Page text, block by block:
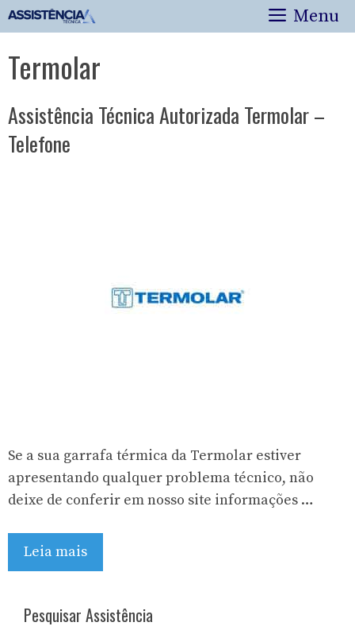
Pular
para
conteúdo
Menu
Termolar
Assistência Técnica Autorizada Termolar –
Telefone
Se a sua garrafa térmica da Termolar estiver
apresentando qualquer problema técnico, não
deixe de conferir em nosso site informações …
Leia mais
Pesquisar Assistência